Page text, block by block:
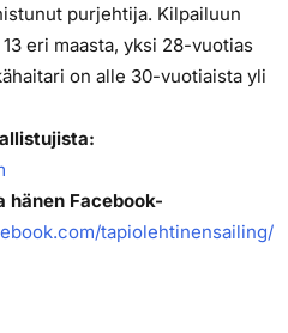
purjehtija. Kilpailuun
eri maasta, yksi 28-vuotias
on alle 30-vuotiaista yli
hänen Facebook-
tapiolehtinensailing/